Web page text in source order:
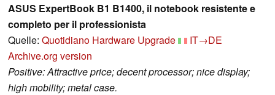
ASUS ExpertBook B1 B1400, il notebook resistente e
completo per il professionista
Quelle: Quotidiano Hardware Upgrade
IT→DE
Archive.org version
Positive: Attractive price; decent processor; nice display;
high mobility; metal case.